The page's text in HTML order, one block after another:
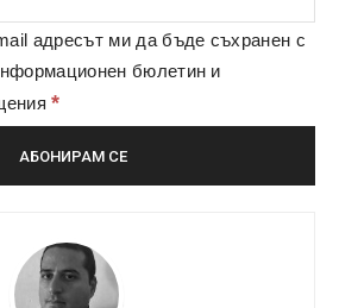
адресът ми да бъде съхранен с
бюлетин и
*